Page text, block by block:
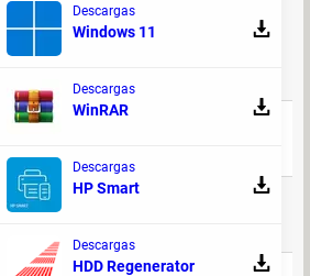
DE DISCUSIÓN!
Descargas
Windows 11
Descargas
WinRAR
Descargas
HP Smart
Descargas
HDD Regenerator